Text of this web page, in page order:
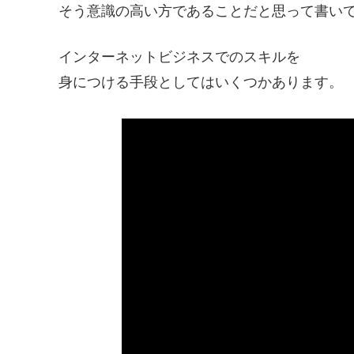
そう意識の高い方であることだと思って書い
インターネットビジネスでのスキルを
身につける手段としてはいくつかあります。